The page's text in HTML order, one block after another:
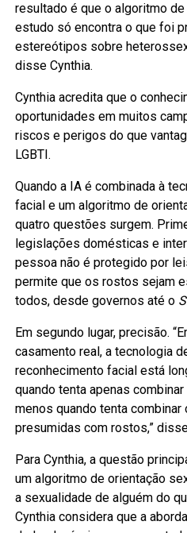
resultado é que o algoritmo
estudo só encontra o que foi
estereótipos sobre
disse Cynthia.
Cynthia acredita que o
oportunidades em muitos
riscos e perigos do que
LGBTI.
Quando a IA é combinada à
facial e um algoritmo de
quatro questões surgem.
legislações domésticas e
pessoa não é protegido por
permite que os rostos sejam
todos, desde governos até o
Em segundo lugar, precisão.
casamento real, a tecnologia
reconhecimento facial está
quando tenta apenas
menos quando tenta
presumidas com rostos,”
Para Cynthia, a questão
um algoritmo de orientação
a sexualidade de alguém do
Cynthia considera que a